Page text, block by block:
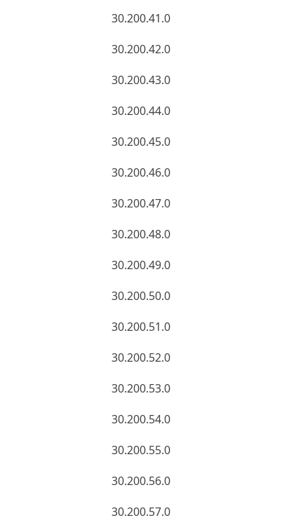
30.200.41.0
30.200.42.0
30.200.43.0
30.200.44.0
30.200.45.0
30.200.46.0
30.200.47.0
30.200.48.0
30.200.49.0
30.200.50.0
30.200.51.0
30.200.52.0
30.200.53.0
30.200.54.0
30.200.55.0
30.200.56.0
30.200.57.0